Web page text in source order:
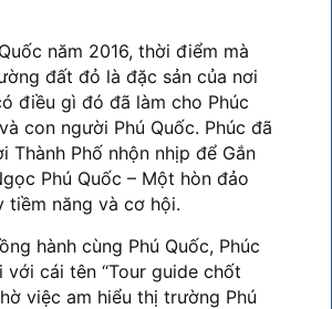
năm 2016, thời điểm mà
đất đỏ là đặc sản của nơi
điều gì đó đã làm cho Phúc
con người Phú Quốc. Phúc đã
Thành Phố nhộn nhịp để Gắn
Phú Quốc – Một hòn đảo
tiềm năng và cơ hội.
hành cùng Phú Quốc, Phúc
cái tên “Tour guide chốt
việc am hiểu thị trường Phú